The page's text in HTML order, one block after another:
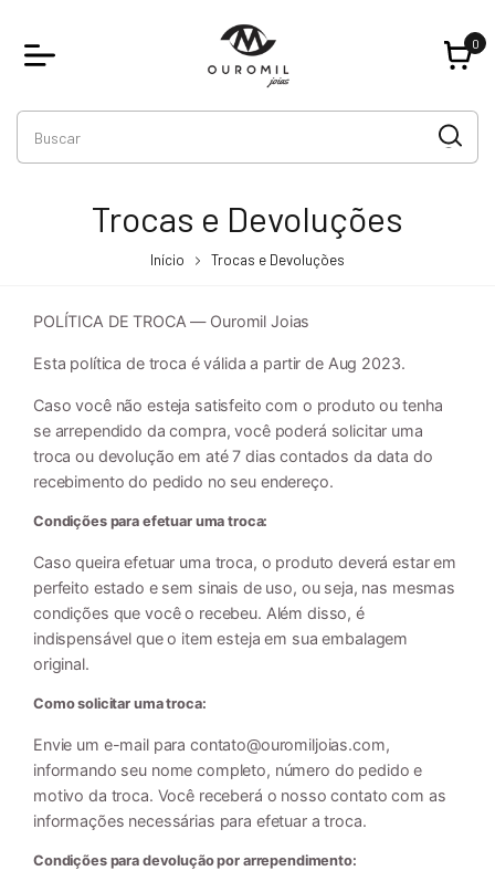
0
Trocas e Devoluções
Início Trocas e Devoluções
POLÍTICA DE TROCA — Ouromil Joias
Esta política de troca é válida a partir de Aug 2023.
Caso você não esteja satisfeito com o produto ou tenha
se arrependido da compra, você poderá solicitar uma
troca ou devolução em até 7 dias contados da data do
recebimento do pedido no seu endereço.
Condições para efetuar uma troca:
Caso queira efetuar uma troca, o produto deverá estar em
perfeito estado e sem sinais de uso, ou seja, nas mesmas
condições que você o recebeu. Além disso, é
indispensável que o item esteja em sua embalagem
original.
Como solicitar uma troca:
Envie um e-mail para contato@ouromiljoias.com,
informando seu nome completo, número do pedido e
motivo da troca. Você receberá o nosso contato com as
informações necessárias para efetuar a troca.
Condições para devolução por arrependimento: